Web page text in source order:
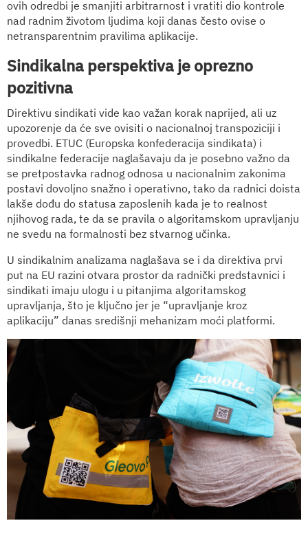
ovih odredbi je smanjiti arbitrarnost i vratiti dio kontrole
nad radnim životom ljudima koji danas često ovise o
netransparentnim pravilima aplikacije.
Sindikalna perspektiva je oprezno
pozitivna
Direktivu sindikati vide kao važan korak naprijed, ali uz
upozorenje da će sve ovisiti o nacionalnoj transpoziciji i
provedbi. ETUC (Europska konfederacija sindikata) i
sindikalne federacije naglašavaju da je posebno važno da
se pretpostavka radnog odnosa u nacionalnim zakonima
postavi dovoljno snažno i operativno, tako da radnici doista
lakše dođu do statusa zaposlenih kada je to realnost
njihovog rada, te da se pravila o algoritamskom upravljanju
ne svedu na formalnosti bez stvarnog učinka.
U sindikalnim analizama naglašava se i da direktiva prvi
put na EU razini otvara prostor da radnički predstavnici i
sindikati imaju ulogu i u pitanjima algoritamskog
upravljanja, što je ključno jer je “upravljanje kroz
aplikaciju” danas središnji mehanizam moći platformi.